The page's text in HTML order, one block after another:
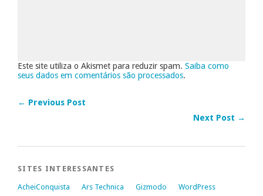
Este site utiliza o Akismet para reduzir spam. Saiba como
seus dados em comentários são processados.
← Previous Post
Next Post →
SITES INTERESSANTES
AcheiConquista Ars Technica Gizmodo WordPress